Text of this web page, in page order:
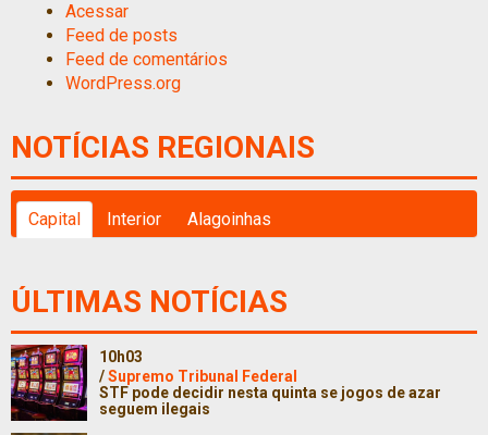
Acessar
Feed de posts
Feed de comentários
WordPress.org
NOTÍCIAS REGIONAIS
Capital Interior Alagoinhas
ÚLTIMAS NOTÍCIAS
10h03
/Supremo Tribunal Federal
STF pode decidir nesta quinta se jogos de azar
seguem ilegais